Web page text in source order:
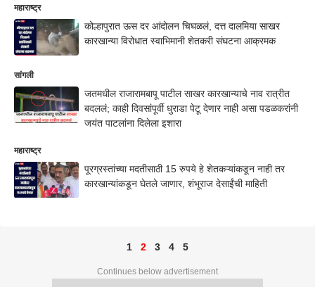
महाराष्ट्र
कोल्हापुरात ऊस दर आंदोलन चिघळलं, दत्त दालमिया साखर
कारखान्या विरोधात स्वाभिमानी शेतकरी संघटना आक्रमक
सांगली
जतमधील राजारामबापू पाटील साखर कारखान्याचे नाव रात्रीत
बदललं; काही दिवसांपूर्वी धुराडा पेटू देणार नाही असा पडळकरांनी
जयंत पाटलांना दिलेला इशारा
महाराष्ट्र
पूरग्रस्तांच्या मदतीसाठी 15 रुपये हे शेतकऱ्यांकडून नाही तर
कारखान्यांकडून घेतले जाणार, शंभूराज देसाईंची माहिती
1 2 3 4 5
Continues below advertisement